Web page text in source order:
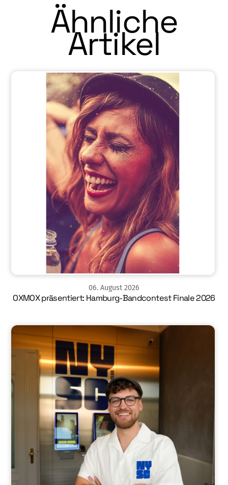
Ähnliche
Artikel
06. August 2026
OXMOX präsentiert: Hamburg-Bandcontest Finale 2026